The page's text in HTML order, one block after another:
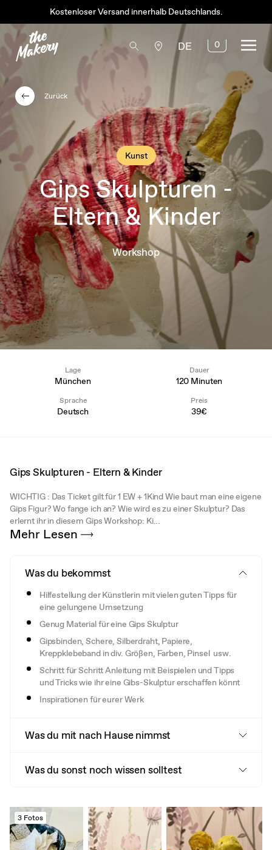
Kostenloser Versand innerhalb Deutschlands.
DE 0
Kunst
Gips Skulpturen -
Eltern & Kinder
Workshop
Zurück
Lage
München
Dauer
120 Minuten
Sprache
Deutsch
Preis
39€
Gips Skulpturen - Eltern & Kinder
WICHTIG : Das Ticket gilt für 1 EW + 1Kind Wie baut man eine eigene
Gips Figur? Wo fange ich an? Wie wird es zu einer Skulptur? Das
erlernt ihr in diesem Gips Workshop: Ki...
Mehr Lesen
Was du bekommst
Hilfestellung der Künstlerin mit vielen guten Tipps für
eine gelungene Umsetzung
Genug Material für eine Gips Skulptur
Gipsbinden, Schere, Silberdraht, Papiere,
Kreppklebeband in div. Größen, Farben, Pinsel usw.
Schritt für Schritt Anleitung mit Beispielen und Tipps
und Tricks wie ihr eine Gibs-Skulptur erschaffen könnt
Inspirationen für eurer Werk
Was du mit nach Hause nimmst
Was du sonst noch wissen solltest
3 Fotos